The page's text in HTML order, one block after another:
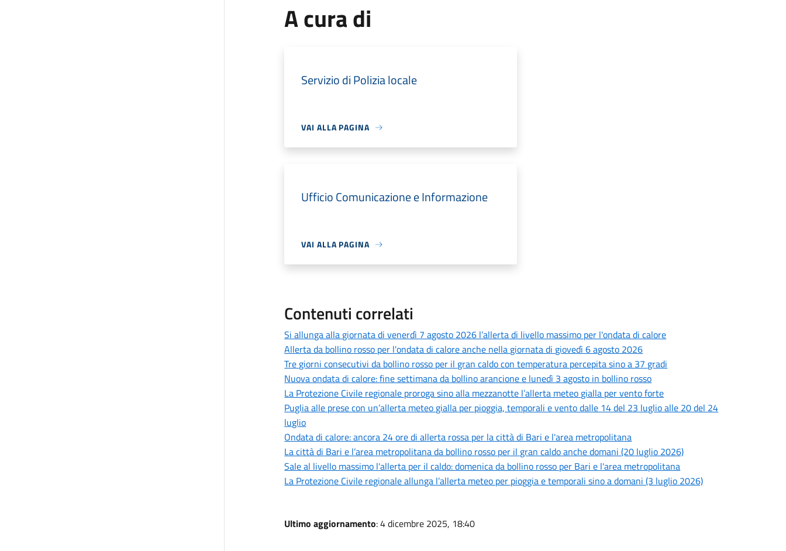
A cura di
Servizio di Polizia locale
VAI ALLA PAGINA
Ufficio Comunicazione e Informazione
VAI ALLA PAGINA
Contenuti correlati
Si allunga alla giornata di venerdì 7 agosto 2026 l’allerta di livello massimo per l'ondata di calore
Allerta da bollino rosso per l'ondata di calore anche nella giornata di giovedì 6 agosto 2026
Tre giorni consecutivi da bollino rosso per il gran caldo con temperatura percepita sino a 37 gradi
Nuova ondata di calore: fine settimana da bollino arancione e lunedì 3 agosto in bollino rosso
La Protezione Civile regionale proroga sino alla mezzanotte l’allerta meteo gialla per vento forte
Puglia alle prese con un’allerta meteo gialla per pioggia, temporali e vento dalle 14 del 23 luglio alle 20 del 24
luglio
Ondata di calore: ancora 24 ore di allerta rossa per la città di Bari e l'area metropolitana
La città di Bari e l’area metropolitana da bollino rosso per il gran caldo anche domani (20 luglio 2026)
Sale al livello massimo l'allerta per il caldo: domenica da bollino rosso per Bari e l'area metropolitana
La Protezione Civile regionale allunga l’allerta meteo per pioggia e temporali sino a domani (3 luglio 2026)
Ultimo aggiornamento: 4 dicembre 2025, 18:40